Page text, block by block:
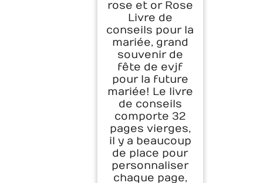
rose et or Rose
Livre de
conseils pour la
mariée, grand
souvenir de
fête de evjf
pour la future
mariée! Le livre
de conseils
comporte 32
pages vierges,
il y a beaucoup
de place pour
personnaliser
chaque page,